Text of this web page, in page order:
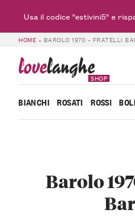
HOME » BAROLO 1970 – FRATELLI
lovelanghe
SHOP
BIANCHI ROSATI ROSSI
Barolo
Usa il codice "estivini5" e